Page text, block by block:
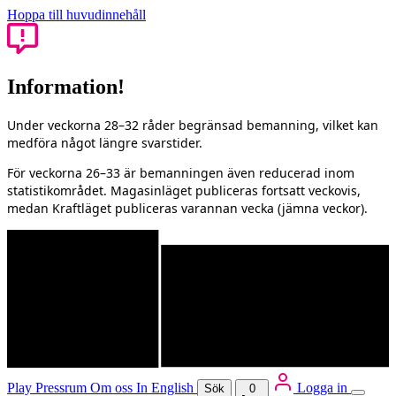
Hoppa till huvudinnehåll
Information!
Under veckorna 28–32 råder begränsad bemanning, vilket kan
medföra något längre svarstider.
För veckorna 26–33 är bemanningen även reducerad inom
statistikområdet. Magasinläget publiceras fortsatt veckovis,
medan Kraftläget publiceras varannan vecka (jämna veckor).
Play Pressrum Om oss In English Sök 0 Logga in